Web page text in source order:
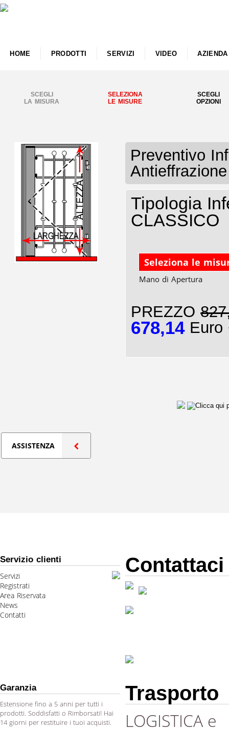
HOME PRODOTTI SERVIZI VIDEO AZIENDA
SCEGLI
LA MISURA
SELEZIONA
LE MISURE
SCEGLI
OPZIONI
Preventivo
Tipologia
CLASSICO
Seleziona le
Mano di Apertura
PREZZO
678,14Euro
ASSISTENZA
Servizio clienti
Servizi
Registrati
Area Riservata
News
Contatti
Contattaci
Garanzia
Estensione fino a 5 anni per tutti i
prodotti. Soddisfatti o Rimborsati! Hai
14 giorni per restituire i tuoi acquisti.
Trasporto
LOGISTICA e